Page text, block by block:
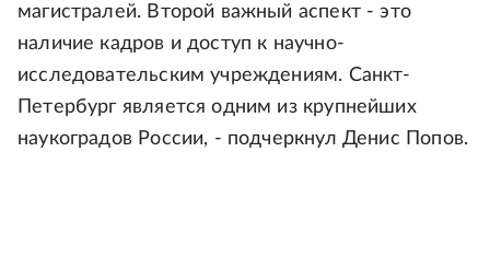
магистралей. Второй важный аспект - это
наличие кадров и доступ к научно-
исследовательским учреждениям. Санкт-
Петербург является одним из крупнейших
наукоградов России, - подчеркнул Денис Попов.